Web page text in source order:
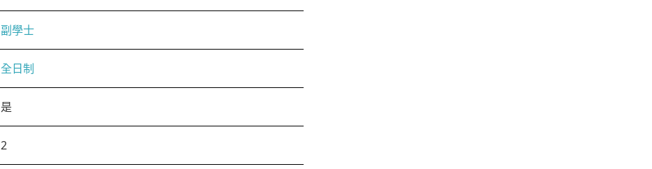
副學士
全日制
是
2